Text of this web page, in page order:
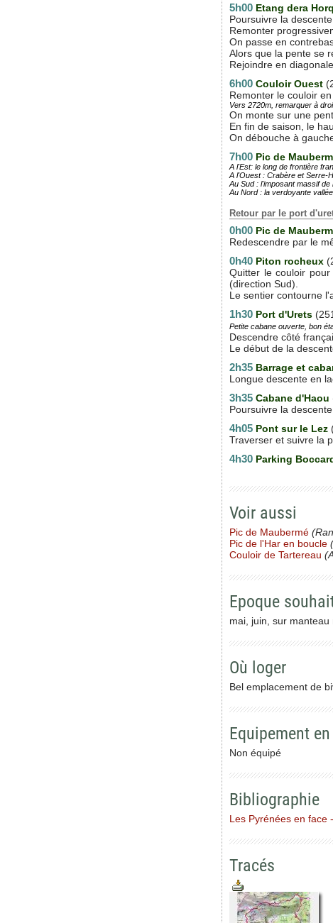
5h00 Etang dera
Poursuivre la
Remonter
On passe en
Alors que la pente se
Rejoindre en
6h00 Couloir Ouest
Remonter le couloir
Vers 2720m, remarquer à
On monte sur une
En fin de saison, le
On débouche à
7h00 Pic de
A l'Est: le long de frontière
A l'Ouest : Crabère et Serre-
Au Sud : l'imposant massif
Au Nord : la verdoyante
Retour par le port
0h00 Pic de
Redescendre par le
0h40 Piton rocheux
Quitter le couloir
(direction Sud).
Le sentier contourne
1h30 Port d'Urets
Petite cabane ouverte, bon
Descendre côté
Le début de la
2h35 Barrage et
Longue descente en
3h35 Cabane d'Haou
Poursuivre la
4h05 Pont sur le Lez
Traverser et suivre la
4h30 Parking
Voir aussi
Pic de Maubermé
Pic de l'Har en boucle
Couloir de Tartereau
Epoque
mai, juin, sur manteau
Où loger
Bel emplacement de
Equipement
Non équipé
Bibliographie
Les Pyrénées en face
Tracés